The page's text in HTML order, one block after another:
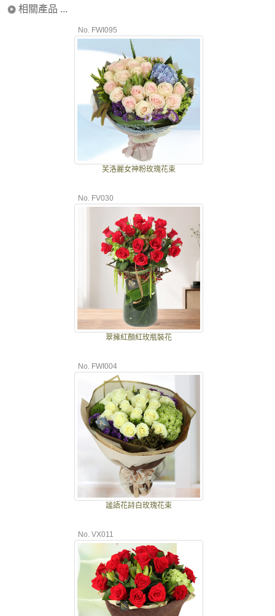
相關產品 ...
No. FWI095
芙洛麗女神粉玫瑰花束
No. FV030
翠擁紅顏紅玫瓶裝花
No. FWI004
謐語花詩白玫瑰花束
No. VX011